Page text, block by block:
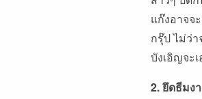
แก๊งอาจจ
กรุ๊ป ไม่ว่
บังเอิญจะ
2. ยึดธีมง